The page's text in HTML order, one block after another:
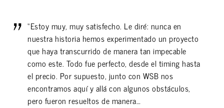
“Estoy muy, muy satisfecho. Le diré: nunca en
nuestra historia hemos experimentado un proyecto
que haya transcurrido de manera tan impecable
como este. Todo fue perfecto, desde el timing hasta
el precio. Por supuesto, junto con WSB nos
encontramos aquí y allá con algunos obstáculos,
pero fueron resueltos de manera…